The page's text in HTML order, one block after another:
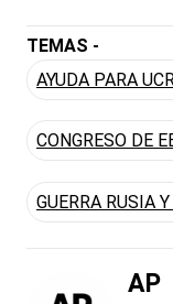
TEMAS -
AYUDA PARA
CONGRESO DE
GUERRA RUSIA
AP